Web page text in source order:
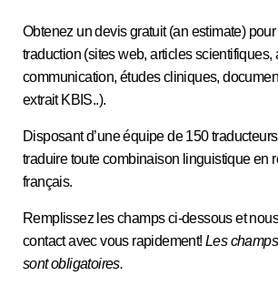
Obtenez un devis gratuit (an estimate)
traduction (sites web, articles scientifiques,
communication, études cliniques,
extrait KBIS..).
Disposant d’une équipe de 150
traduire toute combinaison linguistique en
français.
Remplissez les champs ci-dessous et
contact avec vous rapidement! Les
sont obligatoires.